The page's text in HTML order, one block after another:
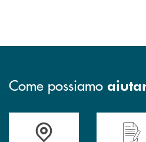
Come possiamo
Accedi all' elenco completo&nbsp;
Hai